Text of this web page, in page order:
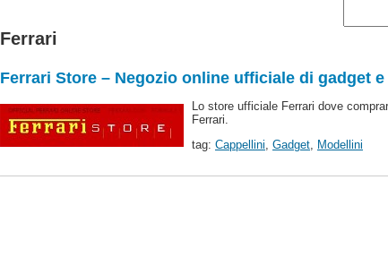
Ferrari
Ferrari Store – Negozio online ufficiale di gadget
Lo store ufficiale Ferrari dove
Ferrari.
tag: Cappellini Gadget Modellini